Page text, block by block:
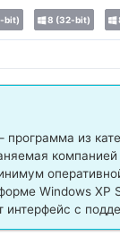
bit) 8 (32-bit)
из
Windows
с